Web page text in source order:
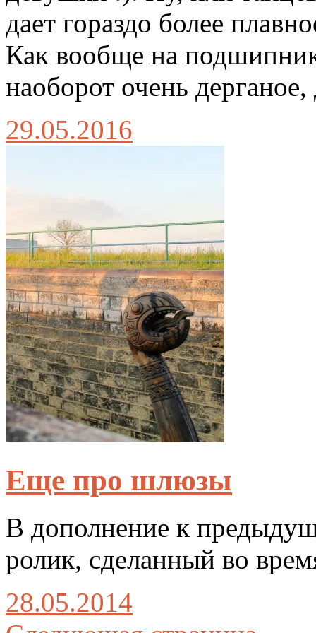
дает гораздо более
Как вообще на
наоборот очень
29.05.2016
Еще про шлюзы
В дополнение к
ролик, сделанный во
28.05.2014